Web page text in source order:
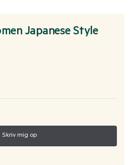
Japanese Style